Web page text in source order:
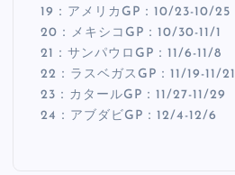
19：アメリカGP：10/23-10/25
20：メキシコGP：10/30-11/1
21：サンパウロGP：11/6-11/8
22：ラスベガスGP：11/19-11/21
23：カタールGP：11/27-11/29
24：アブダビGP：12/4-12/6